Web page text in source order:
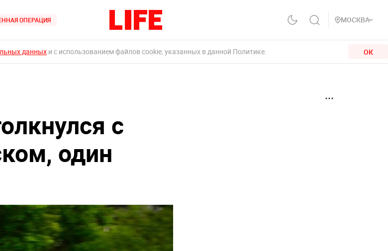
ОПЕРАЦИЯ МОСКВА
данных и с использованием файлов cookie, указанных в данной Политике. ОК
с
один